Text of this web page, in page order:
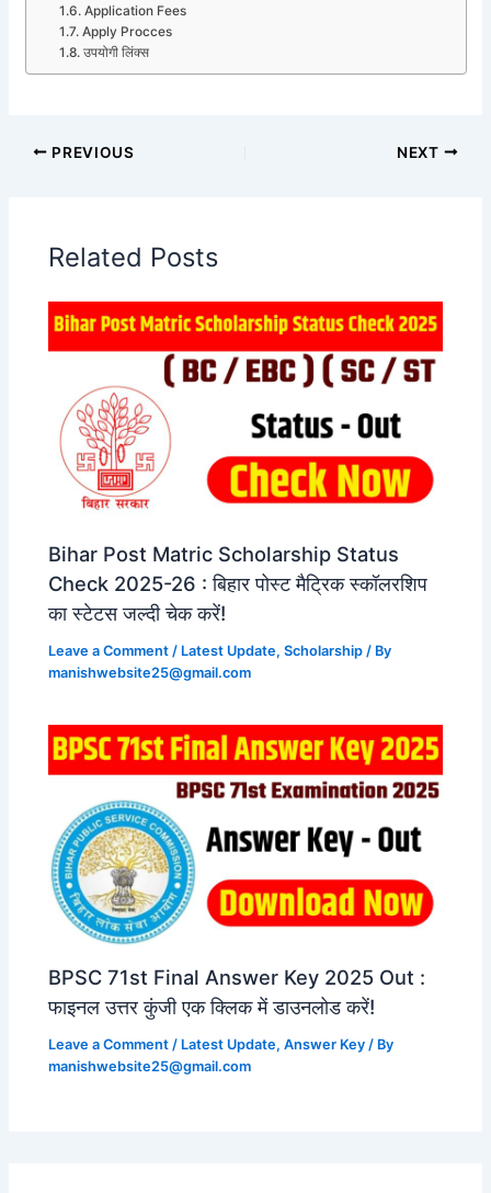
Application Fees
Apply Procces
उपयोगी लिंक्स
PREVIOUS NEXT
Related Posts
Bihar Post Matric Scholarship Status
Check 2025-26 : बिहार पोस्ट मैट्रिक स्कॉलरशिप
का स्टेटस जल्दी चेक करें!
Leave a Comment / Latest Update,Scholarship / By
manishwebsite25@gmail.com
BPSC 71st Final Answer Key 2025 Out :
फाइनल उत्तर कुंजी एक क्लिक में डाउनलोड करें!
Leave a Comment / Latest Update,Answer Key / By
manishwebsite25@gmail.com